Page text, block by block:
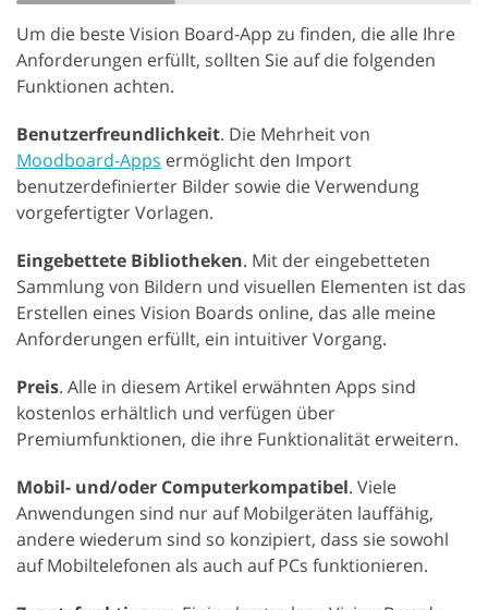
Um die beste Vision Board-App zu finden, die alle Ihre
Anforderungen erfüllt, sollten Sie auf die folgenden
Funktionen achten.
Benutzerfreundlichkeit. Die Mehrheit von
Moodboard-Apps ermöglicht den Import
benutzerdefinierter Bilder sowie die Verwendung
vorgefertigter Vorlagen.
Eingebettete Bibliotheken. Mit der eingebetteten
Sammlung von Bildern und visuellen Elementen ist das
Erstellen eines Vision Boards online, das alle meine
Anforderungen erfüllt, ein intuitiver Vorgang.
Preis. Alle in diesem Artikel erwähnten Apps sind
kostenlos erhältlich und verfügen über
Premiumfunktionen, die ihre Funktionalität erweitern.
Mobil- und/oder Computerkompatibel. Viele
Anwendungen sind nur auf Mobilgeräten lauffähig,
andere wiederum sind so konzipiert, dass sie sowohl
auf Mobiltelefonen als auch auf PCs funktionieren.